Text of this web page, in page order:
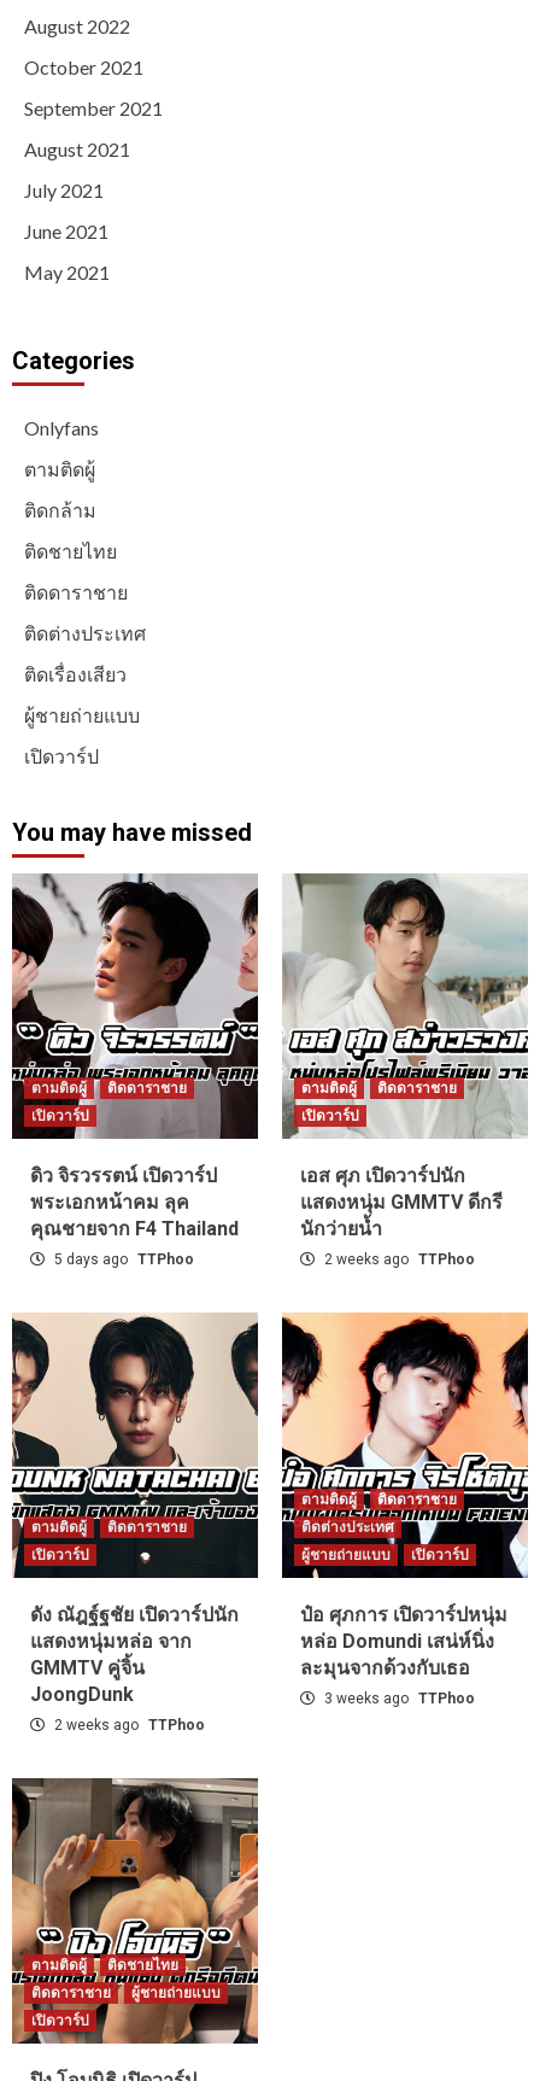
August 2022
October 2021
September 2021
August 2021
July 2021
June 2021
May 2021
Categories
Onlyfans
ตามติดผู้
ติดกล้าม
ติดชายไทย
ติดดาราชาย
ติดต่างประเทศ
ติดเรื่องเสียว
ผู้ชายถ่ายแบบ
เปิดวาร์ป
You may have missed
ตามติดผู้
ติดดาราชาย
เปิดวาร์ป
ดิว จิรวรรตน์ เปิดวาร์ป
พระเอกหน้าคม ลุค
คุณชายจาก F4 Thailand
5 days ago TTPhoo
ตามติดผู้
ติดดาราชาย
เปิดวาร์ป
เอส ศุภ เปิดวาร์ปนัก
แสดงหนุ่ม GMMTV ดีกรี
นักว่ายน้ำ
2 weeks ago TTPhoo
ตามติดผู้
ติดดาราชาย
เปิดวาร์ป
ดัง ณัฎฐ์ฐชัย เปิดวาร์ปนัก
แสดงหนุ่มหล่อ จาก
GMMTV คู่จิ้น
JoongDunk
2 weeks ago TTPhoo
ตามติดผู้
ติดดาราชาย
ติดต่างประเทศ
ผู้ชายถ่ายแบบ
เปิดวาร์ป
ป๋อ ศุภการ เปิดวาร์ปหนุ่ม
หล่อ Domundi เสน่ห์นิ่ง
ละมุนจากด้วงกับเธอ
3 weeks ago TTPhoo
ตามติดผู้
ติดชายไทย
ติดดาราชาย
ผู้ชายถ่ายแบบ
เปิดวาร์ป